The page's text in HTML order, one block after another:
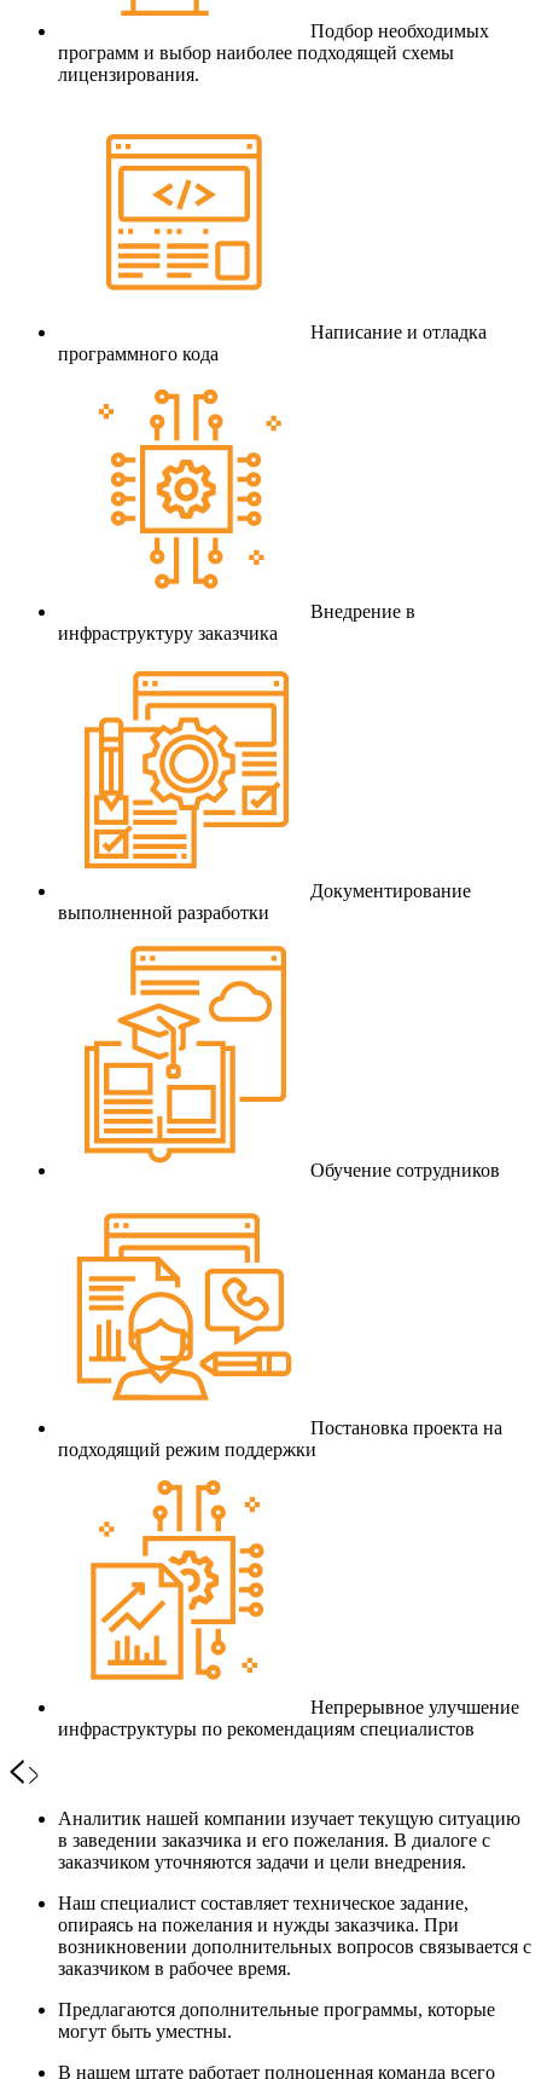
Подбор необходимых
программ и выбор наиболее подходящей схемы
лицензирования.
Написание и отладка
программного кода
Внедрение в
инфраструктуру заказчика
Документирование
выполненной разработки
Обучение сотрудников
Постановка проекта на
подходящий режим поддержки
Непрерывное улучшение
инфраструктуры по рекомендациям специалистов
Аналитик нашей компании изучает текущую ситуацию
в заведении заказчика и его пожелания. В диалоге с
заказчиком уточняются задачи и цели внедрения.
Наш специалист составляет техническое задание,
опираясь на пожелания и нужды заказчика. При
возникновении дополнительных вопросов связывается с
заказчиком в рабочее время.
Предлагаются дополнительные программы, которые
могут быть уместны.
В нашем штате работает полноценная команда всего